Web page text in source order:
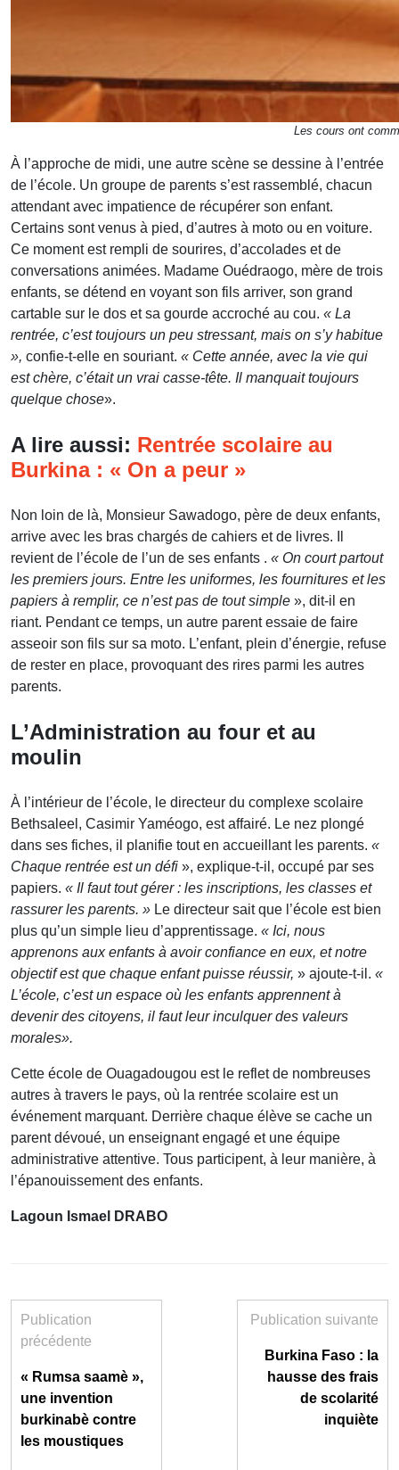
Les cours ont
À l’approche de midi, une autre scène se dessine à l’entrée
de l’école. Un groupe de parents s’est rassemblé, chacun
attendant avec impatience de récupérer son enfant.
Certains sont venus à pied, d’autres à moto ou en voiture.
Ce moment est rempli de sourires, d’accolades et de
conversations animées. Madame Ouédraogo, mère de trois
enfants, se détend en voyant son fils arriver, son grand
cartable sur le dos et sa gourde accroché au cou. « La
rentrée, c’est toujours un peu stressant, mais on s’y habitue
», confie-t-elle en souriant. « Cette année, avec la vie qui
est chère, c’était un vrai casse-tête. Il manquait toujours
quelque chose».
A lire aussi: Rentrée scolaire au
Burkina : « On a peur »
Non loin de là, Monsieur Sawadogo, père de deux enfants,
arrive avec les bras chargés de cahiers et de livres. Il
revient de l’école de l’un de ses enfants . « On court partout
les premiers jours. Entre les uniformes, les fournitures et les
papiers à remplir, ce n’est pas de tout simple », dit-il en
riant. Pendant ce temps, un autre parent essaie de faire
asseoir son fils sur sa moto. L’enfant, plein d’énergie, refuse
de rester en place, provoquant des rires parmi les autres
parents.
L’Administration au four et au
moulin
À l’intérieur de l’école, le directeur du complexe scolaire
Bethsaleel, Casimir Yaméogo, est affairé. Le nez plongé
dans ses fiches, il planifie tout en accueillant les parents. «
Chaque rentrée est un défi », explique-t-il, occupé par ses
papiers. « Il faut tout gérer : les inscriptions, les classes et
rassurer les parents. » Le directeur sait que l’école est bien
plus qu’un simple lieu d’apprentissage. « Ici, nous
apprenons aux enfants à avoir confiance en eux, et notre
objectif est que chaque enfant puisse réussir, » ajoute-t-il. «
L’école, c’est un espace où les enfants apprennent à
devenir des citoyens, il faut leur inculquer des valeurs
morales».
Cette école de Ouagadougou est le reflet de nombreuses
autres à travers le pays, où la rentrée scolaire est un
événement marquant. Derrière chaque élève se cache un
parent dévoué, un enseignant engagé et une équipe
administrative attentive. Tous participent, à leur manière, à
l’épanouissement des enfants.
Lagoun Ismael DRABO
Publication
précédente
« Rumsa saamè »,
une invention
burkinabè contre
les moustiques
Publication suivante
Burkina Faso : la
hausse des frais
de scolarité
inquiète